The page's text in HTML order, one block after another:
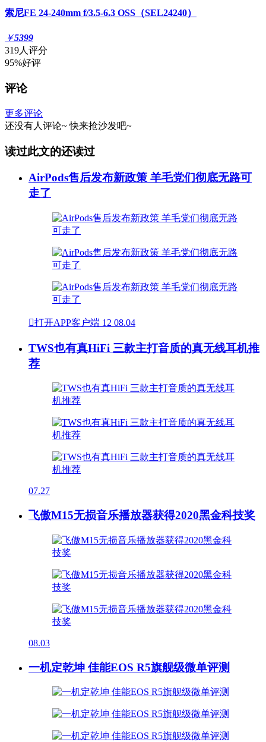
索尼FE 24-240mm f/3.5-6.3 OSS（SEL24240）
￥5399
319人评分
95%好评
评论
更多评论
还没有人评论~ 快来抢沙发吧~
读过此文的还读过
AirPods售后发布新政策 羊毛党们彻底无路可
走了
打开APP客户端 12 08.04
TWS也有真HiFi 三款主打音质的真无线耳机推
荐
07.27
飞傲M15无损音乐播放器获得2020黑金科技奖
08.03
一机定乾坤 佳能EOS R5旗舰级微单评测